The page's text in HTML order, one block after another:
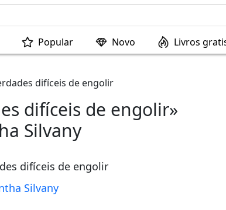
Popular Novo Livros
difíceis de engolir
difíceis de engolir»
Silvany
difíceis de engolir
Silvany